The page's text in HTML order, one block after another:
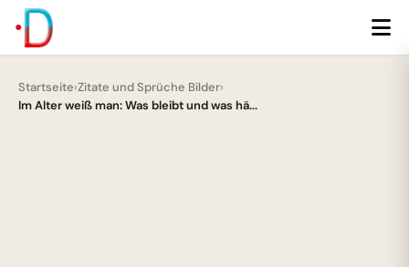
Startseite›Zitate und Sprüche Bilder›
Im Alter weiß man: Was bleibt und was hä...